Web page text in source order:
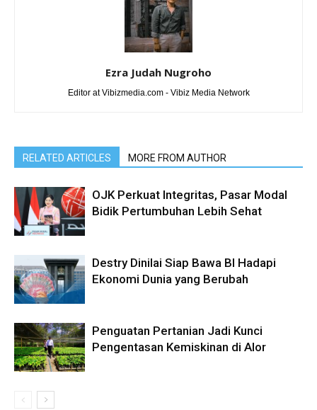
Ezra Judah Nugroho
Editor at Vibizmedia.com - Vibiz Media Network
RELATED ARTICLES MORE FROM AUTHOR
OJK Perkuat Integritas, Pasar Modal
Bidik Pertumbuhan Lebih Sehat
Destry Dinilai Siap Bawa BI Hadapi
Ekonomi Dunia yang Berubah
Penguatan Pertanian Jadi Kunci
Pengentasan Kemiskinan di Alor